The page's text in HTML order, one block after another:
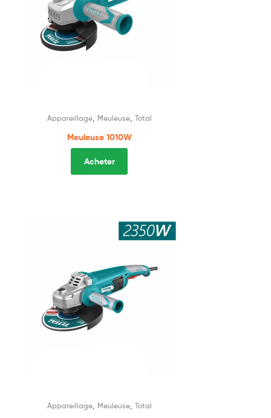
Appareillage, Meuleuse, Total
Meuleuse 1010W
Acheter
Appareillage, Meuleuse, Total